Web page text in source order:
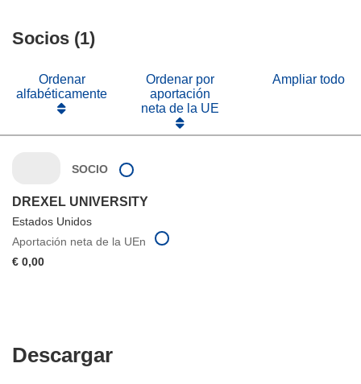
ventana)
Socios (1)
Ordenar
alfabéticamente
Ordenar por
aportación
neta de la UE
Ampliar todo
SOCIO
DREXEL UNIVERSITY
Estados Unidos
Aportación neta de la UEn
€ 0,00
DescargarDescargar